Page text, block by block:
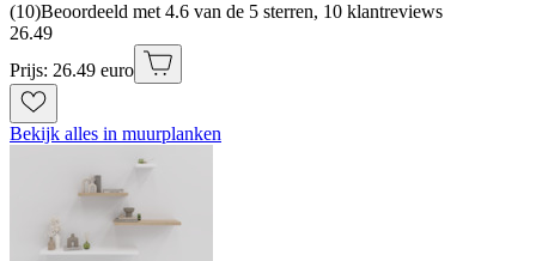
(10)Beoordeeld met 4.6 van de 5 sterren, 10 klantreviews
26.49
Prijs: 26.49 euro
Bekijk alles in muurplanken